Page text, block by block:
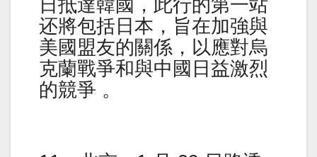
日抵達韓國，此行的第一站
还將包括日本，旨在加強與
美國盟友的關係，以應對烏
克蘭戰爭和與中國日益激烈
的競爭 。